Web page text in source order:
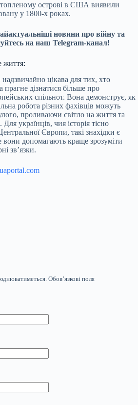
острові в США виявили
у 1800-х роках.
новини про війну та
на наш Telegram-канал!
життя:
цікава для тих, хто
прагне дізнатися більше про
спільнот. Вона демонструє, як
робота різних фахівців можуть
проливаючи світло на життя та
українців, чия історія тісно
Європи, такі знахідки є
допомагають краще зрозуміти
зв’язки.
Обов’язкові поля